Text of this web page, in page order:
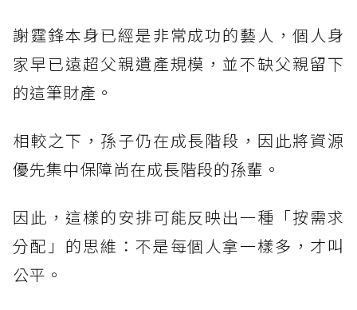
謝霆鋒本身已經是非常成功的藝人，個人身
家早已遠超父親遺產規模，並不缺父親留下
的這筆財產。
相較之下，孫子仍在成長階段，因此將資源
優先集中保障尚在成長階段的孫輩。
因此，這樣的安排可能反映出一種「按需求
分配」的思維：不是每個人拿一樣多，才叫
公平。